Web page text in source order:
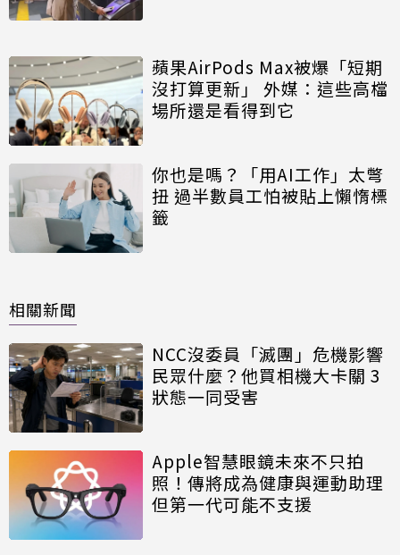
蘋果AirPods Max被爆「短期
沒打算更新」 外媒：這些高檔
場所還是看得到它
你也是嗎？「用AI工作」太彆
扭 過半數員工怕被貼上懶惰標
籤
相關新聞
NCC沒委員「滅團」危機影響
民眾什麼？他買相機大卡關 3
狀態一同受害
Apple智慧眼鏡未來不只拍
照！傳將成為健康與運動助理
但第一代可能不支援